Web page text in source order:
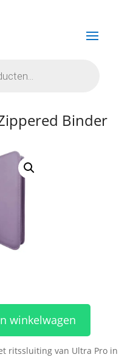
Binder
winkelwagen
ritssluiting van Ultra Pro in